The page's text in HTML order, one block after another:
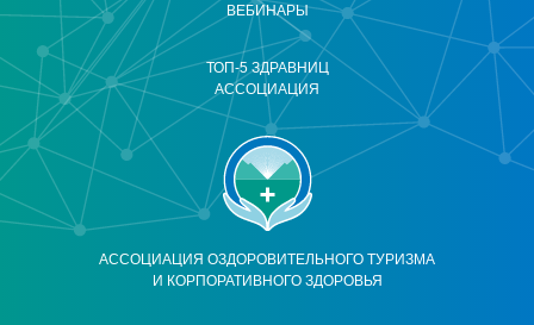
АССОЦИАЦИЯ ОЗДОРОВИТЕЛЬНОГО ТУРИЗМА
И КОРПОРАТИВНОГО ЗДОРОВЬЯ
ВЕБИНАРЫ
ТОП-5 ЗДРАВНИЦ
АССОЦИАЦИЯ